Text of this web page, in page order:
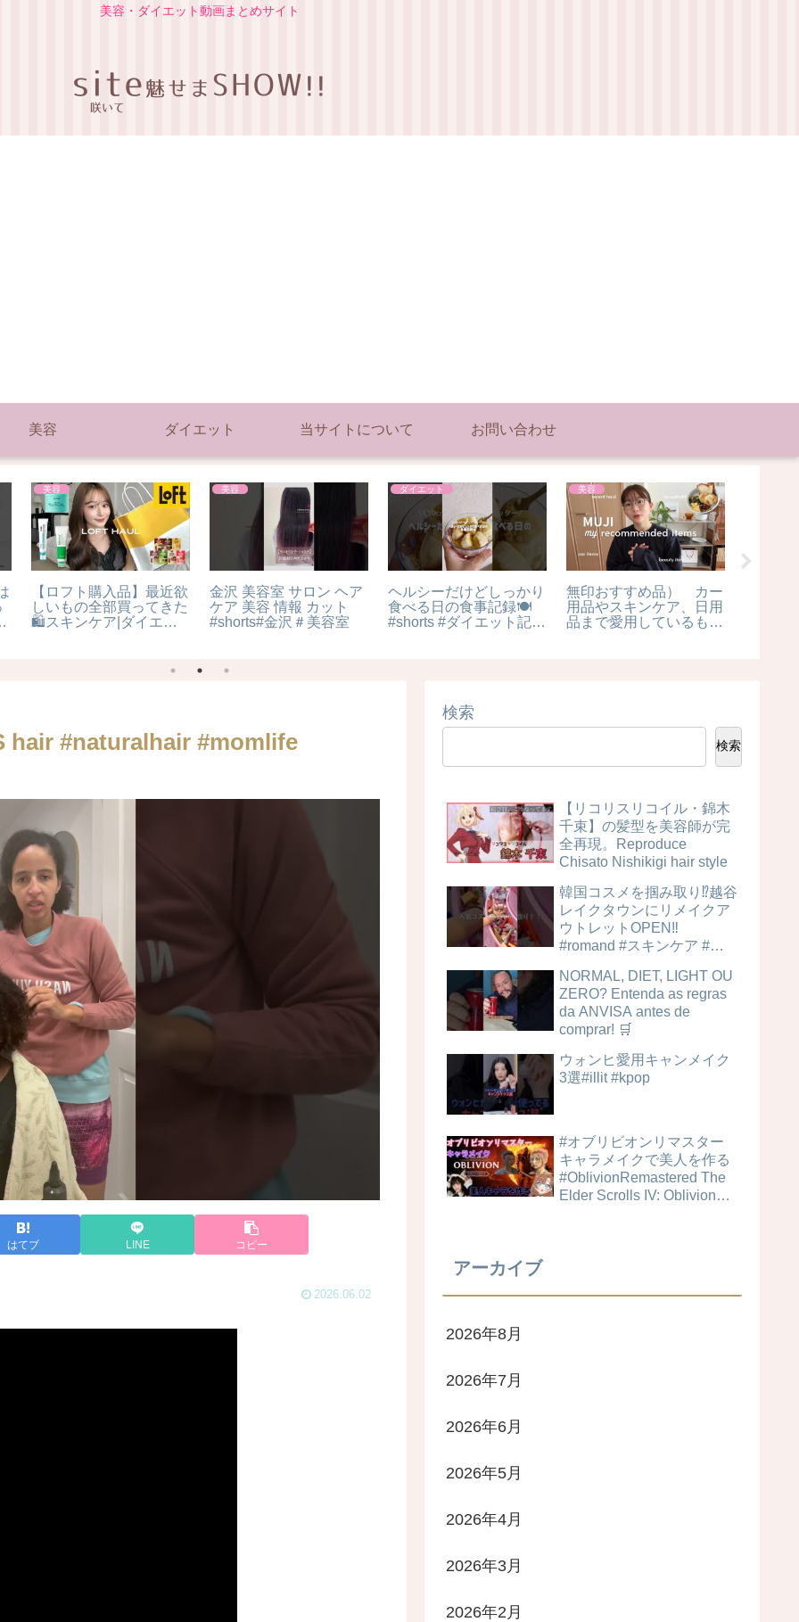
美容・ダイエット動画まとめサイト
美容 ダイエット 当サイトについて お問い合わせ
美容
【ロフト購入品】最近欲
しいもの全部買ってきた
🛍️スキンケア|ダイエッ
美容
金沢 美容室 サロン ヘア
ケア 美容 情報 カット
#shorts#金沢＃美容室
ダイエット
ヘルシーだけどしっかり
食べる日の食事記録🍽️
#shorts #ダイエット記録
美容
無印おすすめ品） カー
用品やスキンケア、日用
品まで愛用しているもの
hair #naturalhair #momlife
はてブ LINE コピー
2026.06.02
検索
検索
【リコリスリコイル・錦木
千束】の髪型を美容師が完
全再現。Reproduce
Chisato Nishikigi hair style
韓国コスメを掴み取り⁉︎越谷
レイクタウンにリメイクア
ウトレットOPEN‼️
#romand #スキンケア #美
NORMAL, DIET, LIGHT OU
ZERO? Entenda as regras
da ANVISA antes de
comprar! 🛒
ウォンヒ愛用キャンメイク
3選#illit #kpop
#オブリビオンリマスター
キャラメイクで美人を作る
#OblivionRemastered The
Elder Scrolls IV: Oblivion
アーカイブ
2026年8月
2026年7月
2026年6月
2026年5月
2026年4月
2026年3月
2026年2月